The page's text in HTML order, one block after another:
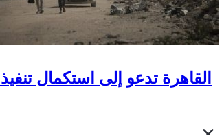
القاهرة تدعو إلى استكمال